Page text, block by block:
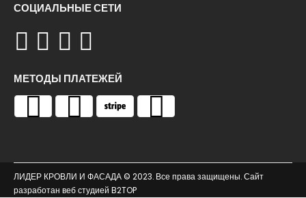
СОЦИАЛЬНЫЕ СЕТИ
МЕТОДЫ ПЛАТЕЖЕЙ
ЛИДЕР КРОВЛИ И ФАСАДА © 2023. Все права защищены. Сайт
разработан веб студией B2TOP